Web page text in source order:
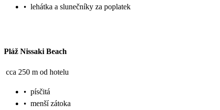
• lehátka a slunečníky za poplatek
Pláž Nissaki Beach
cca 250 m od hotelu
• písčitá
• menší zátoka